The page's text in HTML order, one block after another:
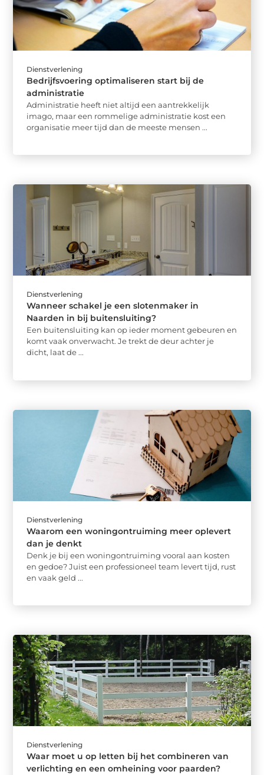
Dienstverlening
Bedrijfsvoering optimaliseren start bij de
administratie
Administratie heeft niet altijd een aantrekkelijk
imago, maar een rommelige administratie kost een
organisatie meer tijd dan de meeste mensen ...
Dienstverlening
Wanneer schakel je een slotenmaker in
Naarden in bij buitensluiting?
Een buitensluiting kan op ieder moment gebeuren en
komt vaak onverwacht. Je trekt de deur achter je
dicht, laat de ...
Dienstverlening
Waarom een woningontruiming meer oplevert
dan je denkt
Denk je bij een woningontruiming vooral aan kosten
en gedoe? Juist een professioneel team levert tijd, rust
en vaak geld ...
Dienstverlening
Waar moet u op letten bij het combineren van
verlichting en een omheining voor paarden?